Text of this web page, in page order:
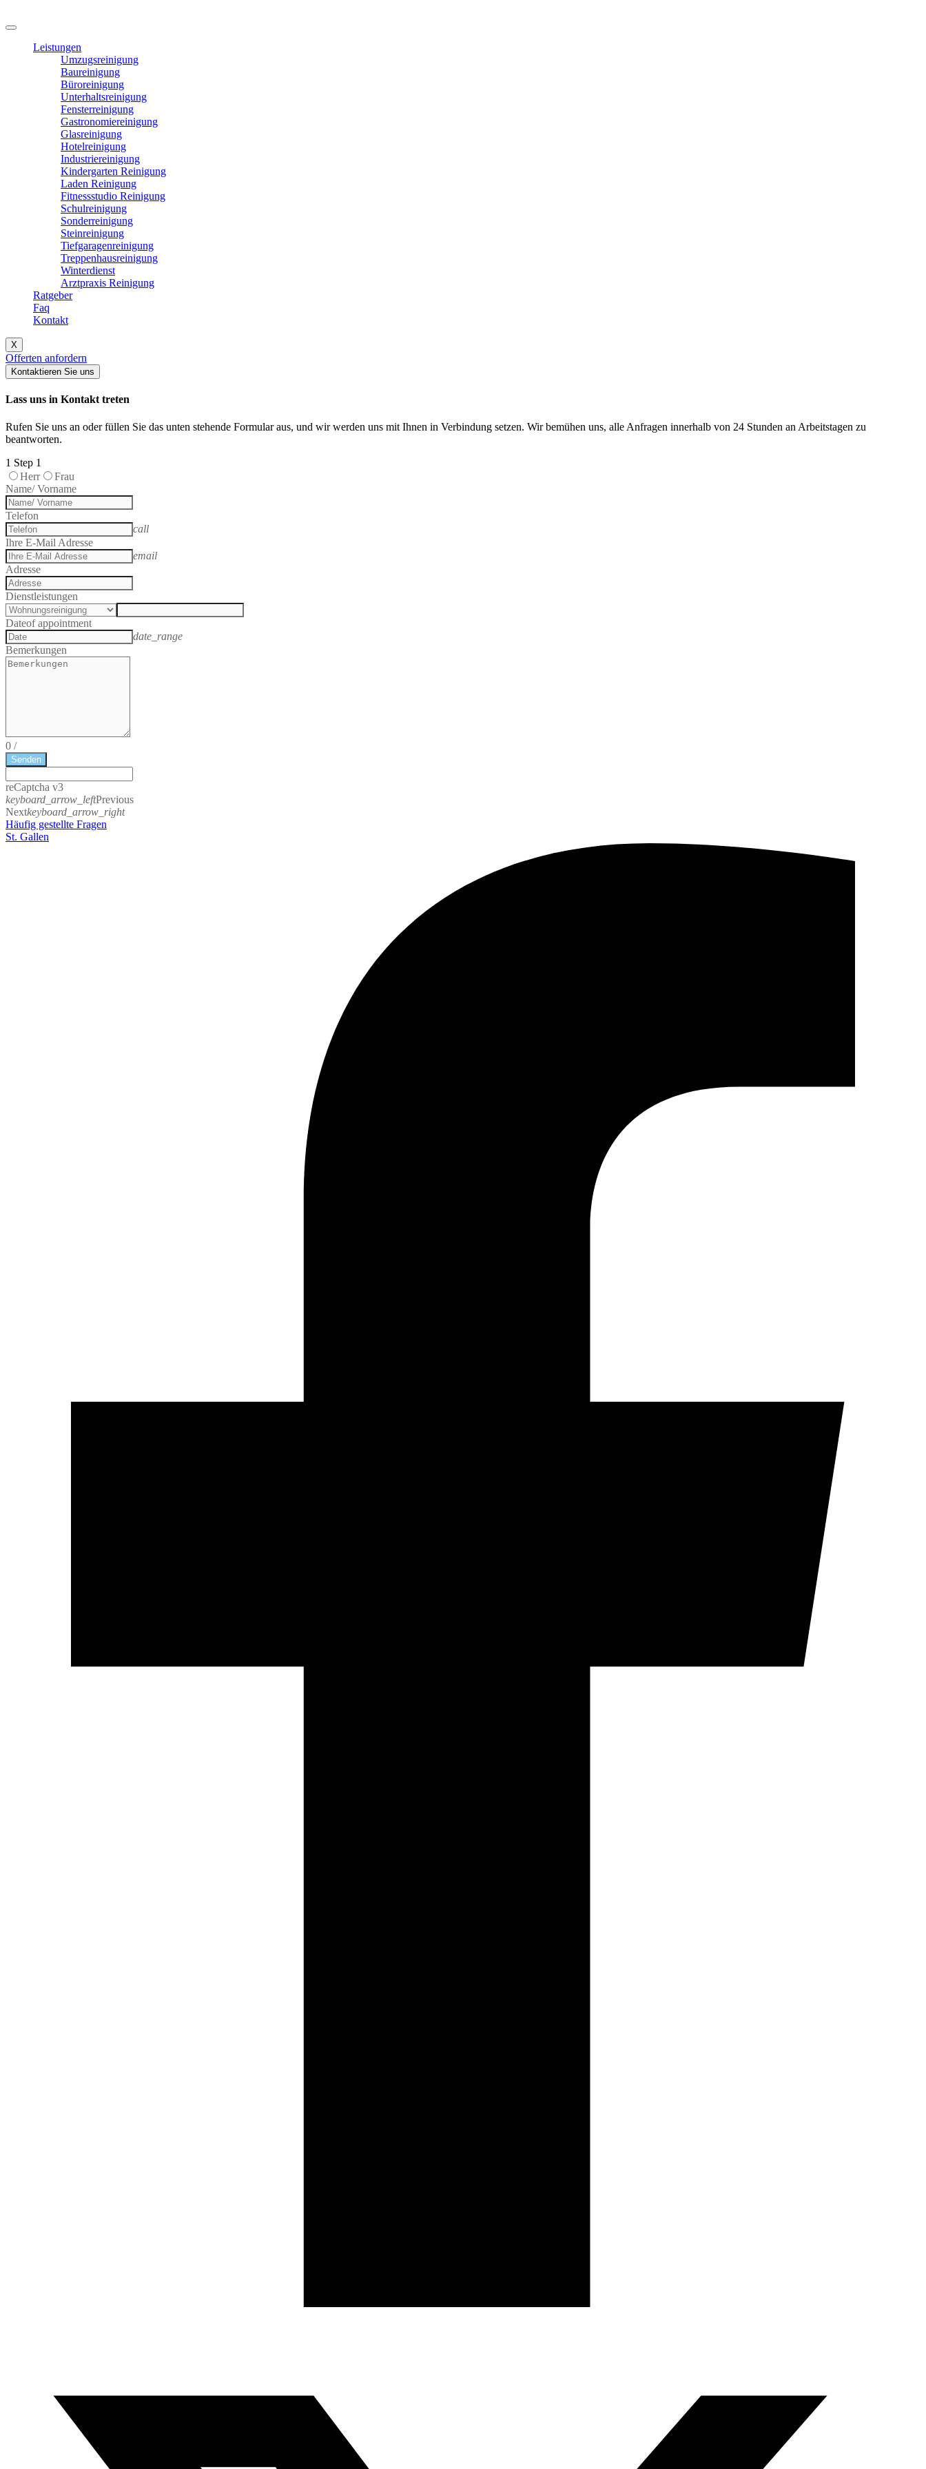
Leistungen
Umzugsreinigung
Baureinigung
Büroreinigung
Unterhaltsreinigung
Fensterreinigung
Gastronomiereinigung
Glasreinigung
Hotelreinigung
Industriereinigung
Kindergarten Reinigung
Laden Reinigung
Fitnessstudio Reinigung
Schulreinigung
Sonderreinigung
Steinreinigung
Tiefgaragenreinigung
Treppenhausreinigung
Winterdienst
Arztpraxis Reinigung
Ratgeber
Faq
Kontakt
X
Offerten anfordern
Kontaktieren Sie uns
Lass uns in Kontakt treten
Rufen Sie uns an oder füllen Sie das unten stehende Formular aus, und wir werden uns mit Ihnen in Verbindung setzen. Wir bemühen uns, alle Anfragen innerhalb von 24 Stunden an Arbeitstagen zu
beantworten.
1 Step 1
Herr
Frau
Name/ Vorname
Telefon
call
Ihre E-Mail Adresse
email
Adresse
Dienstleistungen
Dateof appointment
date_range
Bemerkungen
0 /
Senden
reCaptcha v3
keyboard_arrow_leftPrevious
Nextkeyboard_arrow_right
Häufig gestellte Fragen
St. Gallen